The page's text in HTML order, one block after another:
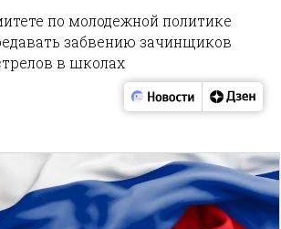
по молодежной политике
забвению зачинщиков
в школах